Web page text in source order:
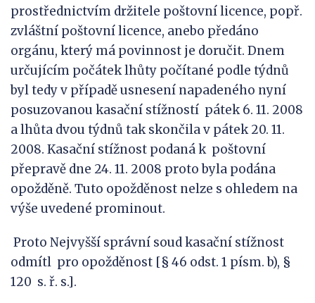
prostřednictvím držitele poštovní licence, popř.
zvláštní poštovní licence, anebo předáno
orgánu, který má povinnost je doručit. Dnem
určujícím počátek lhůty počítané podle týdnů
byl tedy v případě usnesení napadeného nyní
posuzovanou kasační stížností pátek 6. 11. 2008
a lhůta dvou týdnů tak skončila v pátek 20. 11.
2008. Kasační stížnost podaná k poštovní
přepravě dne 24. 11. 2008 proto byla podána
opožděně. Tuto opožděnost nelze s ohledem na
výše uvedené prominout.
Proto Nejvyšší správní soud kasační stížnost
odmítl pro opožděnost [§ 46 odst. 1 písm. b), §
120 s. ř. s.].